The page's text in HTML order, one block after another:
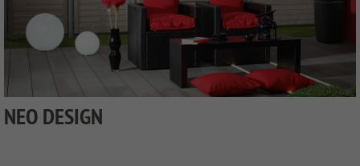
SYSTEM
BOARD
XL
BOARD
SYSTEM
ROMO
Privacy
Fence
SYSTEM
SYSTEM
ALU
Fences
DESIGN
JUMBO
WPC
Synthetic
WEAVE
LÜX
Softwood
Fences,
NEO DESIGN